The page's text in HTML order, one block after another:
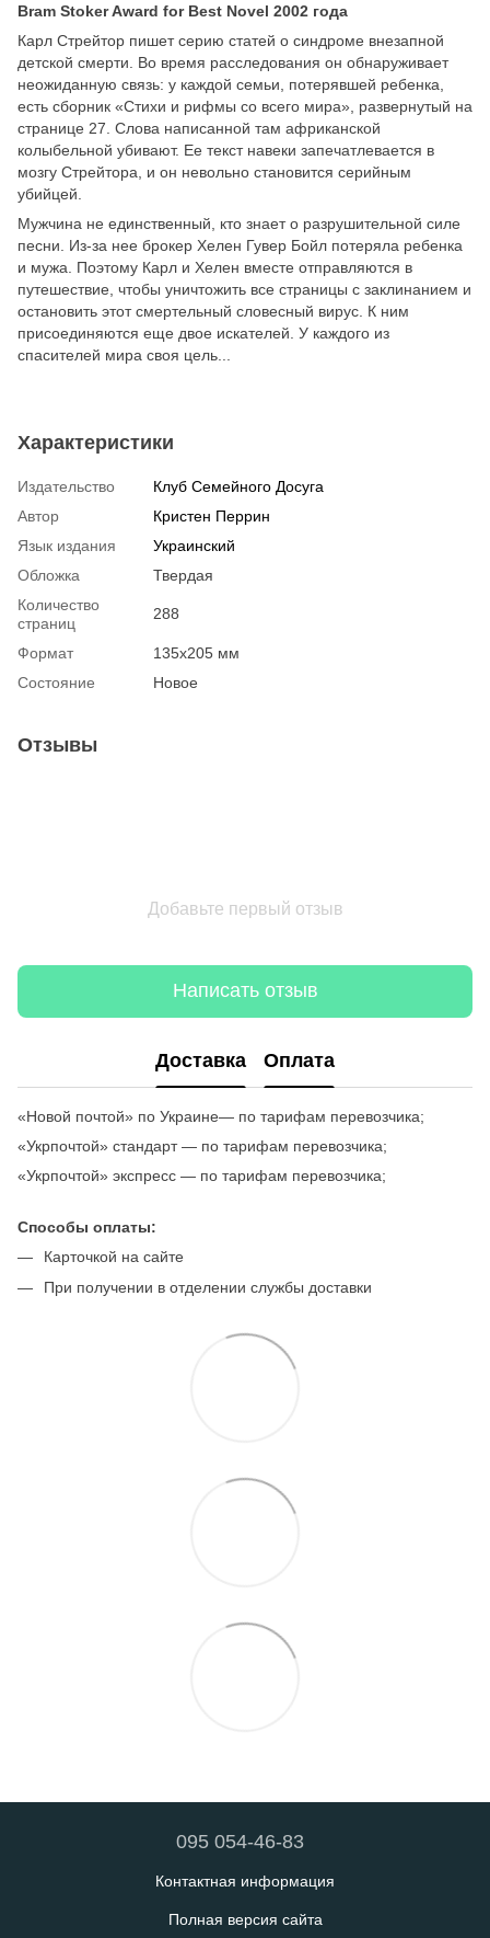
Bram Stoker Award for Best Novel 2002 года
Карл Стрейтор пишет серию статей о синдроме внезапной
детской смерти. Во время расследования он обнаруживает
неожиданную связь: у каждой семьи, потерявшей ребенка,
есть сборник «Стихи и рифмы со всего мира», развернутый на
странице 27. Слова написанной там африканской
колыбельной убивают. Ее текст навеки запечатлевается в
мозгу Стрейтора, и он невольно становится серийным
убийцей.
Мужчина не единственный, кто знает о разрушительной силе
песни. Из-за нее брокер Хелен Гувер Бойл потеряла ребенка
и мужа. Поэтому Карл и Хелен вместе отправляются в
путешествие, чтобы уничтожить все страницы с заклинанием и
остановить этот смертельный словесный вирус. К ним
присоединяются еще двое искателей. У каждого из
спасителей мира своя цель...
Характеристики
Издательство
Клуб Семейного Досуга
Автор
Кристен Перрин
Язык издания
Украинский
Обложка
Твердая
Количество
страниц
288
Формат
135х205 мм
Состояние
Новое
Отзывы
Добавьте первый отзыв
Написать отзыв
Доставка Оплата
«Новой почтой» по Украине— по тарифам перевозчика;
«Укрпочтой» стандарт — по тарифам перевозчика;
«Укрпочтой» экспресс — по тарифам перевозчика;
Способы оплаты:
Карточкой на сайте
При получении в отделении службы доставки
095 054-46-83
Контактная информация
Полная версия сайта